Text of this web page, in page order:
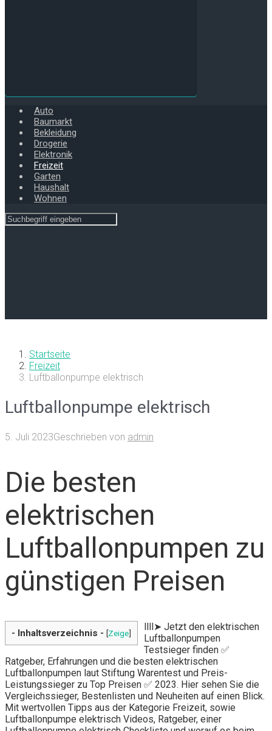
Auto
Baumarkt
Bekleidung
Drogerie
Elektronik
Freizeit
Garten
Haushalt
Wohnen
Startseite
Freizeit
Luftballonpumpe elektrisch
Luftballonpumpe elektrisch
5. Juli 2023Geschrieben von admin
Die besten
elektrischen
Luftballonpumpen zu
günstigen Preisen
- Inhaltsverzeichnis - [Zeige]
llll➤ Jetzt den elektrischen
Luftballonpumpen
Testsieger finden ✅
Ratgeber, Erfahrungen und die besten elektrischen
Luftballonpumpen laut Stiftung Warentest und Preis-
Leistungssieger zu Top Preisen ✅ 2023. Hier sehen Sie die
Vergleichssieger, Bestenlisten und Neuheiten auf einen Blick.
Mit wertvollen Tipps aus der Kategorie Freizeit, sowie
Luftballonpumpe elektrisch Videos, Ratgeber, einer